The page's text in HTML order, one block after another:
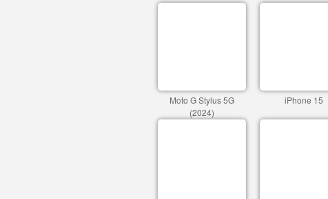
Moto G Stylus 5G
(2024)
iPhone 15